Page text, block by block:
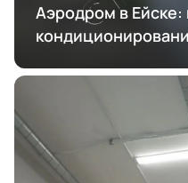
Аэродром в